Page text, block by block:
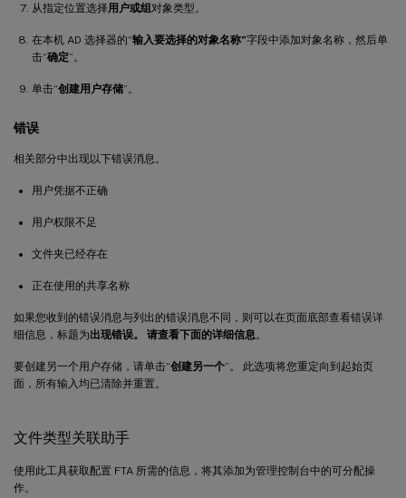
从指定位置选择用户或组对象类型。
在本机 AD 选择器的“输入要选择的对象名称”字段中添加对象名称，然后单
击“确定”。
单击“创建用户存储”。
错误
相关部分中出现以下错误消息。
用户凭据不正确
用户权限不足
文件夹已经存在
正在使用的共享名称
如果您收到的错误消息与列出的错误消息不同，则可以在页面底部查看错误详
细信息，标题为出现错误。 请查看下面的详细信息 。
要创建另一个用户存储，请单击“创建另一个”。 此选项将您重定向到起始页
面，所有输入均已清除并重置。
文件类型关联助手
使用此工具获取配置 FTA 所需的信息，将其添加为管理控制台中的可分配操
作。